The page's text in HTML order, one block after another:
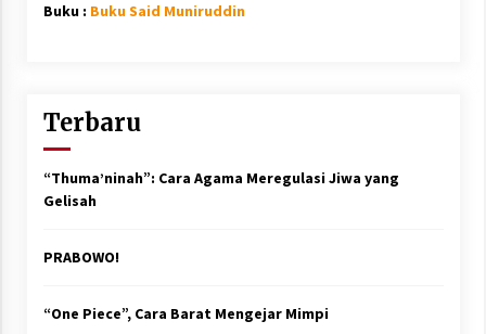
Buku : Buku Said Muniruddin
Terbaru
“Thuma’ninah”: Cara Agama Meregulasi Jiwa yang
Gelisah
PRABOWO!
“One Piece”, Cara Barat Mengejar Mimpi